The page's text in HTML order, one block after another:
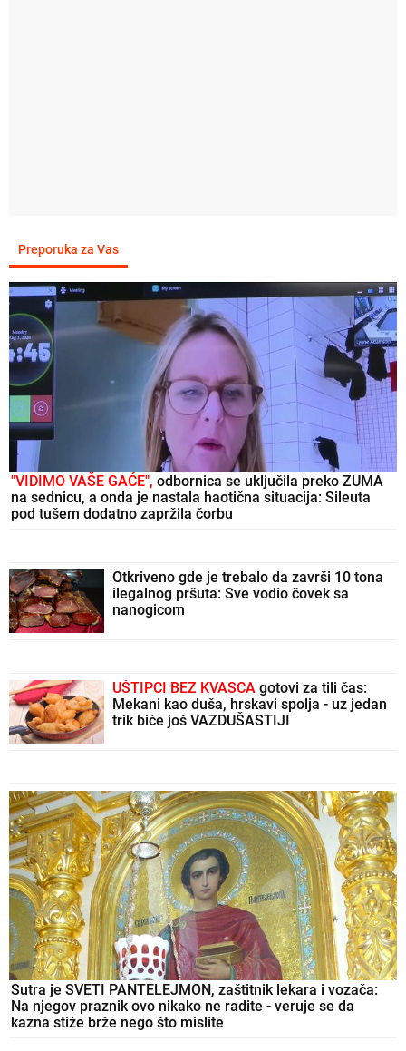
Preporuka za Vas
"VIDIMO VAŠE GAĆE", odbornica se uključila preko ZUMA
na sednicu, a onda je nastala haotična situacija: Sileuta
pod tušem dodatno zapržila čorbu
Otkriveno gde je trebalo da završi 10 tona
ilegalnog pršuta: Sve vodio čovek sa
nanogicom
UŠTIPCI BEZ KVASCA gotovi za tili čas:
Mekani kao duša, hrskavi spolja - uz jedan
trik biće još VAZDUŠASTIJI
Sutra je SVETI PANTELEJMON, zaštitnik lekara i vozača:
Na njegov praznik ovo nikako ne radite - veruje se da
kazna stiže brže nego što mislite